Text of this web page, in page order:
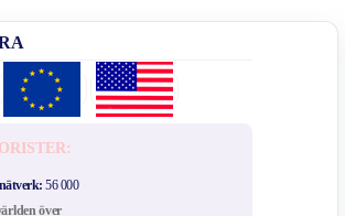
56 000
över